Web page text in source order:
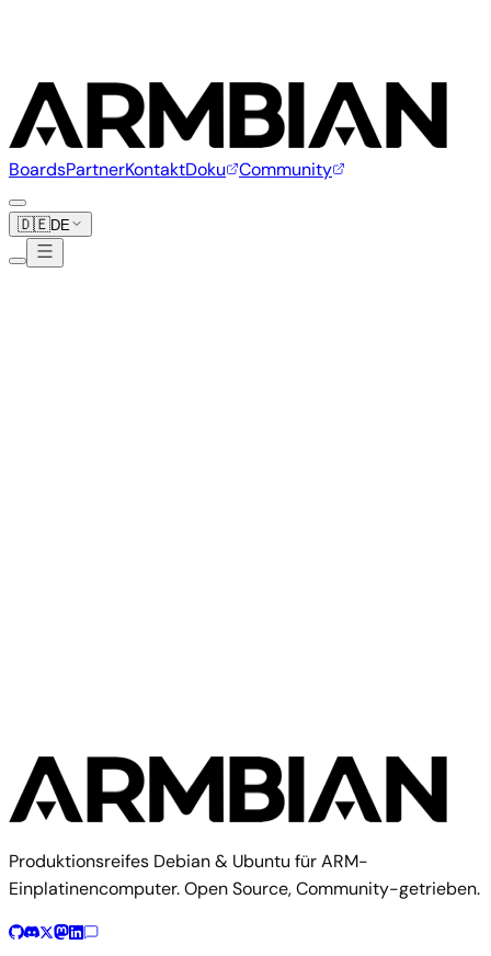
BoardsPartnerKontaktDoku Community
🇩🇪DE
Produktionsreifes Debian & Ubuntu für ARM-
Einplatinencomputer. Open Source, Community-getrieben.